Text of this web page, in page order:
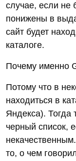
случае, если не
понижены в
сайт будет
каталоге.
Почему именно
Потому что в
находиться в
Яндекса). Тогда
черный список,
то, о чем